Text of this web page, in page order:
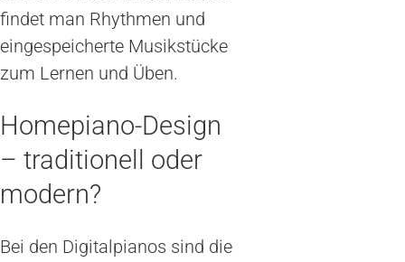
findet man Rhythmen und
eingespeicherte Musikstücke
zum Lernen und Üben.
Homepiano-Design
– traditionell oder
modern?
Bei den Digitalpianos sind die